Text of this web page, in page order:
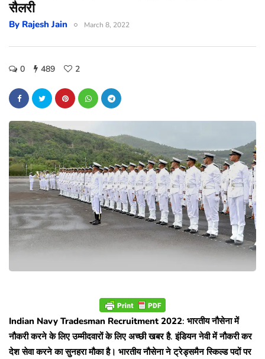
सैलरी
By Rajesh Jain March 8, 2022
0 489 2
Indian Navy Tradesman Recruitment 2022: भारतीय नौसेना में
नौकरी करने के लिए उम्मीदवारों के लिए अच्छी खबर है. इंडियन नेवी में नौकरी कर
देश सेवा करने का सुनहरा मौका है। भारतीय नौसेना ने ट्रेड्समैन स्किल्ड पदों पर